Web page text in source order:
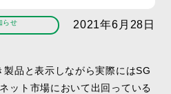
らせ 2021年6月28日
製品と表示しながら実際にはSG
ット市場において出回っている